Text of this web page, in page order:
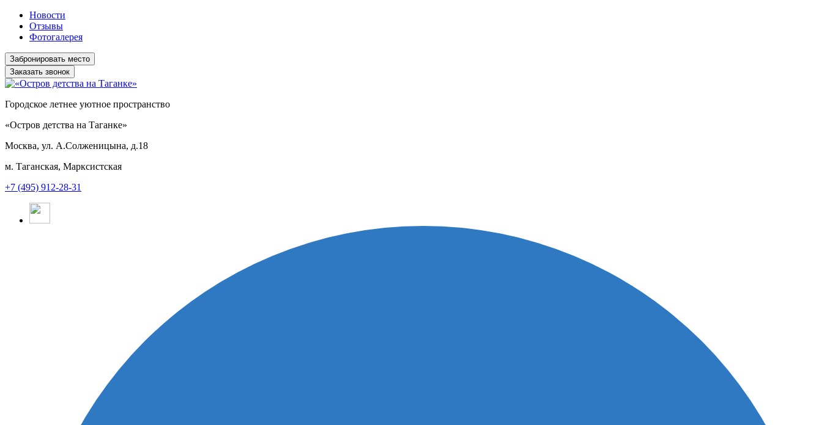
Новости
Отзывы
Фотогалерея
Заказать звонок
Городское летнее уютное пространство
«Остров детства на Таганке»
Москва, ул. А.Солженицына, д.18
м. Таганская, Марксистская
+7 (495) 912-28-31